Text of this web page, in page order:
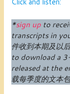
*sign up to
transcripts in
件收到本期及以
to download a
released at the
载每季度的文本